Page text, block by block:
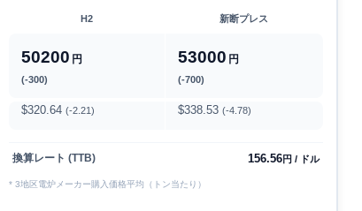
H2 新断プレス
50200 円
(-300)
53000 円
(-700)
$320.64 (-2.21) $338.53 (-4.78)
換算レート (TTB) 156.56円 / ドル
* 3地区電炉メーカー購入価格平均（トン当たり）